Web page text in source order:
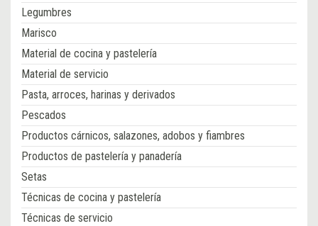
Legumbres
Marisco
Material de cocina y pastelería
Material de servicio
Pasta, arroces, harinas y derivados
Pescados
Productos cárnicos, salazones, adobos y fiambres
Productos de pastelería y panadería
Setas
Técnicas de cocina y pastelería
Técnicas de servicio